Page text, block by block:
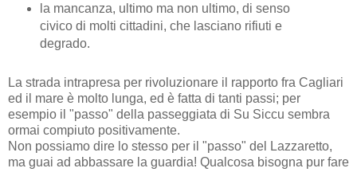
la mancanza, ultimo ma non ultimo, di senso
civico di molti cittadini, che lasciano rifiuti e
degrado.
La strada intrapresa per rivoluzionare il rapporto fra Cagliari
ed il mare è molto lunga, ed è fatta di tanti passi; per
esempio il "passo" della passeggiata di Su Siccu sembra
ormai compiuto positivamente.
Non possiamo dire lo stesso per il "passo" del Lazzaretto,
ma guai ad abbassare la guardia! Qualcosa bisogna pur fare